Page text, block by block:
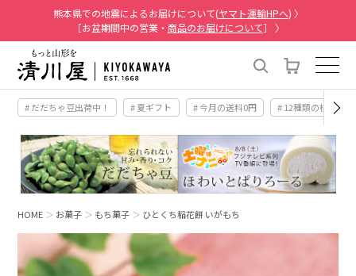
熊本県での地震によるお届けについて(ヤマト運輸HPへ) 〉
［お盆期間中の営業・ 商品のお届けについて］ 〉
# だだちゃ豆出荷中！ # 夏ギフト # 今月の送料0円 # 12種類の桃
HOME お菓子 もち菓子 ひとくち稲花餅 いがもち